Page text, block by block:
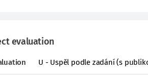
evaluation
U - Uspěl podle zadání (s